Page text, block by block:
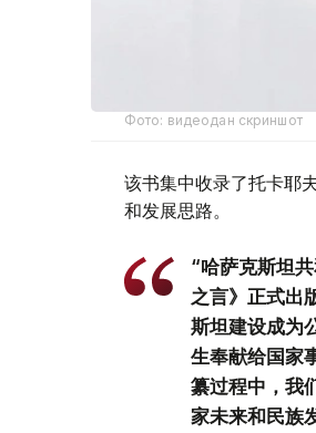
Фото: видеодан скриншот
该书集中收录了托卡耶
和发展思路。
“哈萨克斯坦
之言》正式出
斯坦建设成为
生奉献给国家
纂过程中，我
家未来和民族